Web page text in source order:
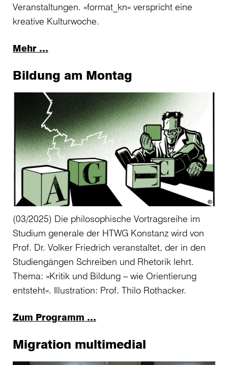
Veranstaltungen. »format_kn« verspricht eine
kreative Kulturwoche.
Mehr …
Bildung am Montag
(03/2025) Die philosophische Vortragsreihe im
Studium generale der HTWG Konstanz wird von
Prof. Dr. Volker Friedrich veranstaltet, der in den
Studiengängen Schreiben und Rhetorik lehrt.
Thema: »Kritik und Bildung – wie Orientierung
entsteht«. Illustration: Prof. Thilo Rothacker.
Zum Programm …
Migration multimedial